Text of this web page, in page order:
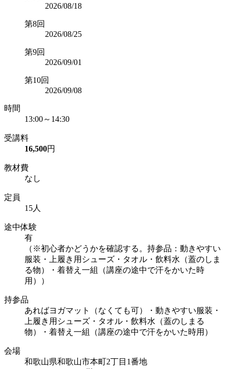
2026/08/18
第8回
2026/08/25
第9回
2026/09/01
第10回
2026/09/08
時間
13:00～14:30
受講料
16,500円
教材費
なし
定員
15人
途中体験
有
（※初心者かどうかを確認する。持参品：動きやすい
服装・上履き用シューズ・タオル・飲料水（蓋のしま
る物）・着替え一組（講座の途中で汗をかいた時
用））
持参品
あればヨガマット（なくても可）・動きやすい服装・
上履き用シューズ・タオル・飲料水（蓋のしまる
物）・着替え一組（講座の途中で汗をかいた時用）
会場
和歌山県和歌山市本町2丁目1番地